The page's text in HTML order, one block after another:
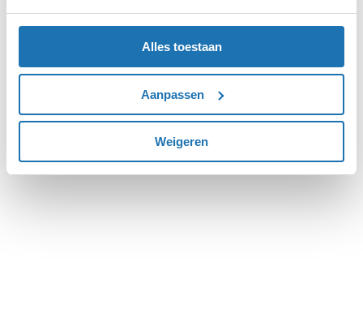
Alles toestaan
Aanpassen
Weigeren